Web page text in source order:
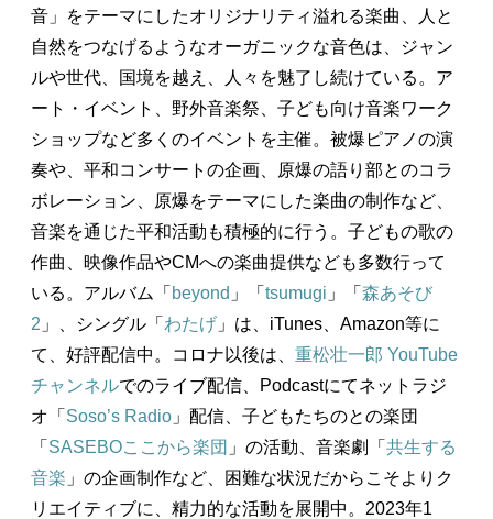
音」をテーマにしたオリジナリティ溢れる楽曲、人と
自然をつなげるようなオーガニックな音色は、ジャン
ルや世代、国境を越え、人々を魅了し続けている。ア
ート・イベント、野外音楽祭、子ども向け音楽ワーク
ショップなど多くのイベントを主催。被爆ピアノの演
奏や、平和コンサートの企画、原爆の語り部とのコラ
ボレーション、原爆をテーマにした楽曲の制作など、
音楽を通じた平和活動も積極的に行う。子どもの歌の
作曲、映像作品やCMへの楽曲提供なども多数行って
いる。アルバム「 beyond 」「 tsumugi 」「 森あそび
2 」、シングル「 わたげ 」は、iTunes、Amazon等に
て、好評配信中。コロナ以後は、 重松壮一郎 YouTube
チャンネルでのライブ配信、Podcastにてネットラジ
オ「 Soso’s Radio 」配信、子どもたちのとの楽団
「 SASEBOここから楽団 」の活動、音楽劇「 共生する
音楽 」の企画制作など、困難な状況だからこそよりク
リエイティブに、精力的な活動を展開中。2023年1